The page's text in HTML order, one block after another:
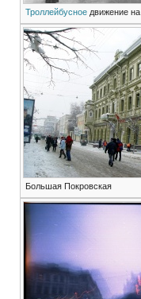
Троллейбусноедвижение на
Большая Покровская